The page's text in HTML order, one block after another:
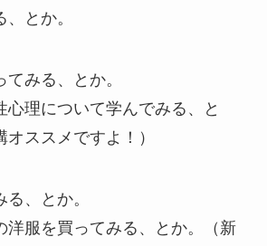
とか。
みる、とか。
心理について学んでみる、と
ススメですよ！）
、とか。
洋服を買ってみる、とか。（新